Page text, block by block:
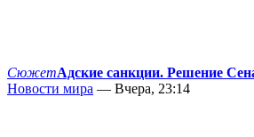
СюжетАдские санкции. Решение
Новости мира — Вчера, 23:14